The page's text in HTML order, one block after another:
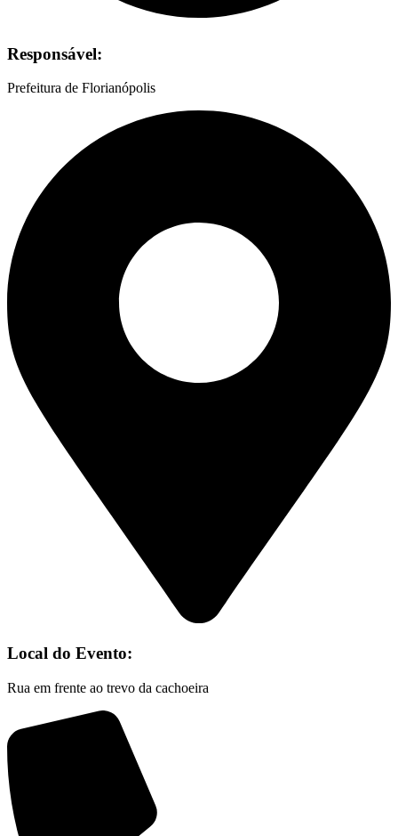
Responsável:
Prefeitura de Florianópolis
Local do Evento:
Rua em frente ao trevo da cachoeira